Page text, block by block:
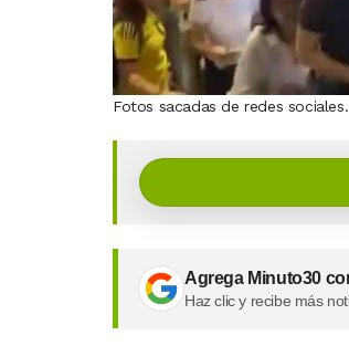
Fotos sacadas de redes sociales.
Agrega Minuto30
Haz clic y recibe más